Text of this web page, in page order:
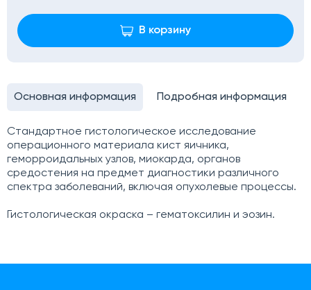
Основная информация Подробная информация
Стандартное гистологическое исследование
операционного материала кист яичника,
геморроидальных узлов, миокарда, органов
средостения на предмет диагностики различного
спектра заболеваний, включая опухолевые процессы.
Гистологическая окраска – гематоксилин и эозин.
В корзину